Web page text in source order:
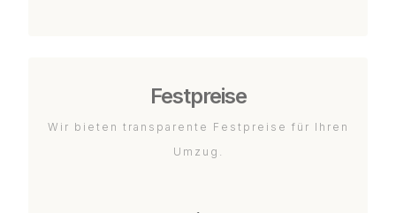
Festpreise
Wir bieten transparente Festpreise für Ihren
Umzug.